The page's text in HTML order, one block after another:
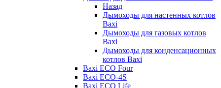
Назад
Дымоходы для настенных котлов
Baxi
Дымоходы для газовых котлов
Baxi
Дымоходы для конденсационных
котлов Baxi
Baxi ECO Four
Baxi ECO-4S
Baxi ECO Life